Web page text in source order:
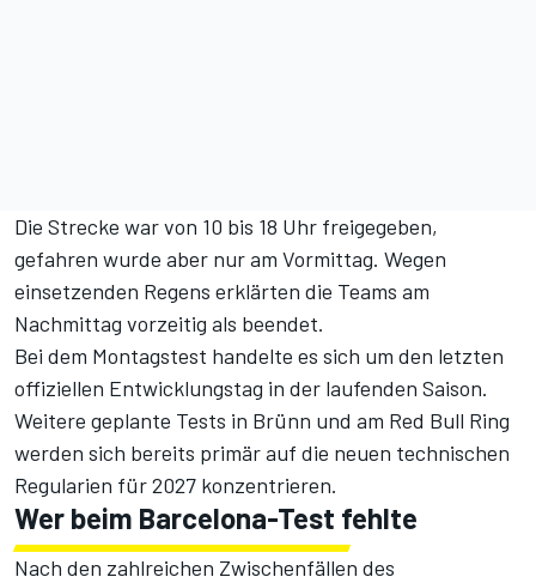
Die Strecke war von 10 bis 18 Uhr freigegeben,
gefahren wurde aber nur am Vormittag. Wegen
einsetzenden Regens erklärten die Teams am
Nachmittag vorzeitig als beendet.
Bei dem Montagstest handelte es sich um den letzten
offiziellen Entwicklungstag in der laufenden Saison.
Weitere geplante Tests in Brünn und am Red Bull Ring
werden sich bereits primär auf die neuen technischen
Regularien für 2027 konzentrieren.
Wer beim Barcelona-Test fehlte
Nach den zahlreichen Zwischenfällen des